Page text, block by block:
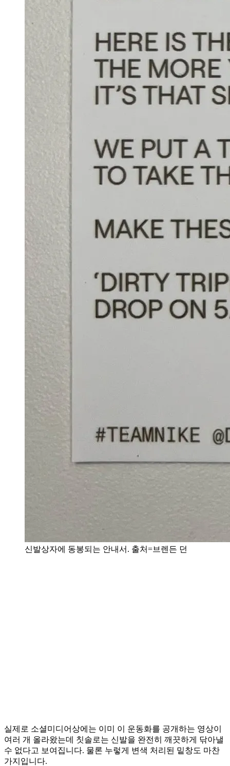
신발상자에 동봉되는 안내서. 출처=브렌든 던
실제로 소셜미디어상에는 이미 이 운동화를 공개하는 영상이
여러 개 올라왔는데 칫솔로는 신발을 완전히 깨끗하게 닦아낼
수 없다고 보여집니다. 물론 누렇게 변색 처리된 밑창도 마찬
가지입니다.